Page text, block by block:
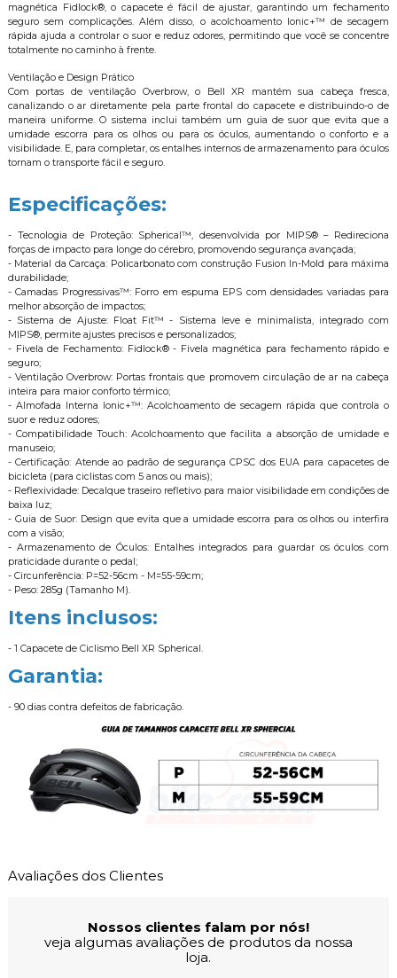
magnética Fidlock®, o capacete é fácil de ajustar, garantindo um fechamento
seguro sem complicações. Além disso, o acolchoamento Ionic+™ de secagem
rápida ajuda a controlar o suor e reduz odores, permitindo que você se concentre
totalmente no caminho à frente.
Ventilação e Design Prático
Com portas de ventilação Overbrow, o Bell XR mantém sua cabeça fresca,
canalizando o ar diretamente pela parte frontal do capacete e distribuindo-o de
maneira uniforme. O sistema inclui também um guia de suor que evita que a
umidade escorra para os olhos ou para os óculos, aumentando o conforto e a
visibilidade. E, para completar, os entalhes internos de armazenamento para óculos
tornam o transporte fácil e seguro.
Especificações:
- Tecnologia de Proteção: Spherical™, desenvolvida por MIPS® – Redireciona
forças de impacto para longe do cérebro, promovendo segurança avançada;
- Material da Carcaça: Policarbonato com construção Fusion In-Mold para máxima
durabilidade;
- Camadas Progressivas™: Forro em espuma EPS com densidades variadas para
melhor absorção de impactos;
- Sistema de Ajuste: Float Fit™ - Sistema leve e minimalista, integrado com
MIPS®, permite ajustes precisos e personalizados;
- Fivela de Fechamento: Fidlock® - Fivela magnética para fechamento rápido e
seguro;
- Ventilação Overbrow: Portas frontais que promovem circulação de ar na cabeça
inteira para maior conforto térmico;
- Almofada Interna Ionic+™: Acolchoamento de secagem rápida que controla o
suor e reduz odores;
- Compatibilidade Touch: Acolchoamento que facilita a absorção de umidade e
manuseio;
- Certificação: Atende ao padrão de segurança CPSC dos EUA para capacetes de
bicicleta (para ciclistas com 5 anos ou mais);
- Reflexividade: Decalque traseiro refletivo para maior visibilidade em condições de
baixa luz;
- Guia de Suor: Design que evita que a umidade escorra para os olhos ou interfira
com a visão;
- Armazenamento de Óculos: Entalhes integrados para guardar os óculos com
praticidade durante o pedal;
- Circunferência: P=52-56cm - M=55-59cm;
- Peso: 285g (Tamanho M).
Itens inclusos:
- 1 Capacete de Ciclismo Bell XR Spherical.
Garantia:
- 90 dias contra defeitos de fabricação.
Avaliações dos Clientes
Nossos clientes falam por nós!
veja algumas avaliações de produtos da nossa
loja.